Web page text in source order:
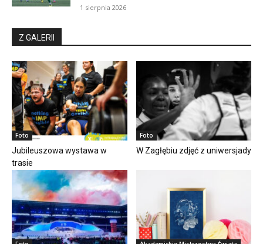
1 sierpnia 2026
Z GALERII
Foto
Jubileuszowa wystawa w
trasie
Foto
W Zagłębiu zdjęć z uniwersjady